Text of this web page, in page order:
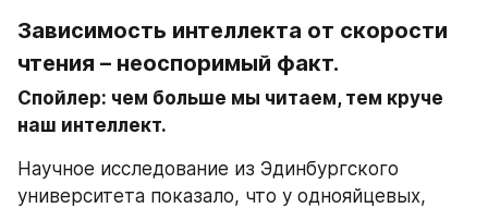
Зависимость интеллекта от скорости
чтения – неоспоримый факт.
Спойлер: чем больше мы читаем, тем круче
наш интеллект.
Научное исследование из Эдинбургского
университета показало, что у однояйцевых,